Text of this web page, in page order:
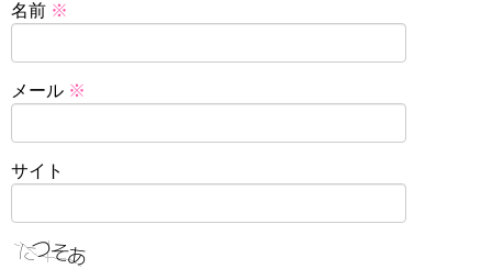
名前 ※
メール ※
サイト